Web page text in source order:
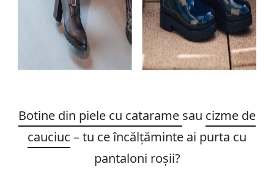
Botine din piele cu catarame sau cizme de
cauciuc – tu ce încălțăminte ai purta cu
pantaloni roșii?